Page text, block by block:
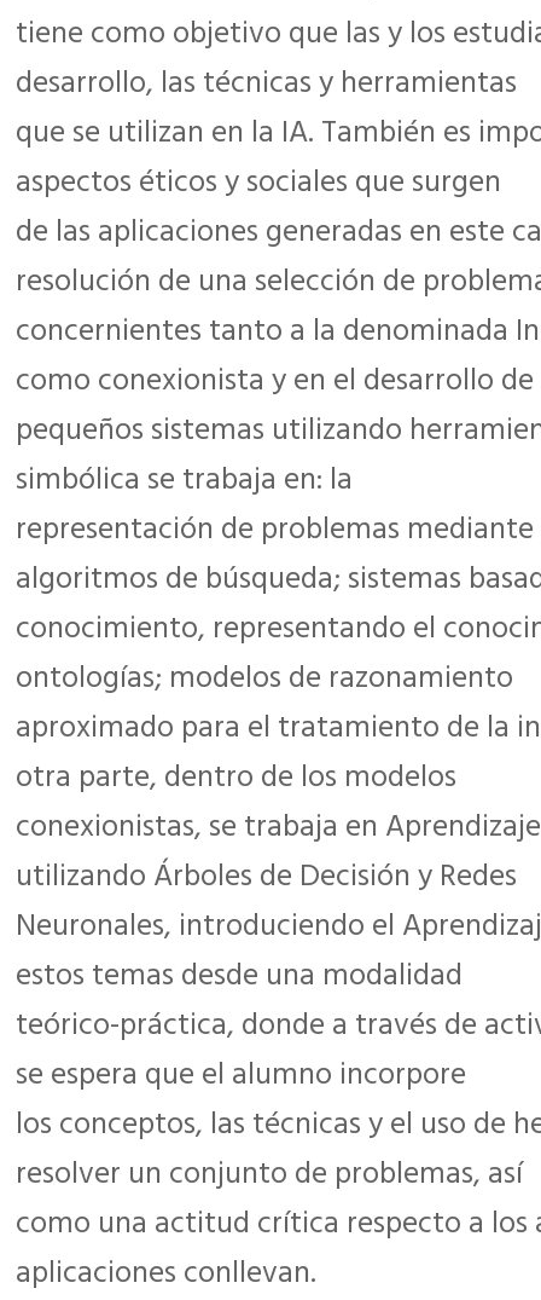
tiene como objetivo que las y los
desarrollo, las técnicas y herramientas
que se utilizan en la IA. También es
aspectos éticos y sociales que surgen
de las aplicaciones generadas en este
resolución de una selección de
concernientes tanto a la denominada
como conexionista y en el desarrollo de
pequeños sistemas utilizando
simbólica se trabaja en: la
representación de problemas
algoritmos de búsqueda; sistemas
conocimiento, representando el
ontologías; modelos de razonamiento
aproximado para el tratamiento de la
otra parte, dentro de los modelos
conexionistas, se trabaja en
utilizando Árboles de Decisión y Redes
Neuronales, introduciendo el
estos temas desde una modalidad
teórico-práctica, donde a través de
se espera que el alumno incorpore
los conceptos, las técnicas y el uso de
resolver un conjunto de problemas, así
como una actitud crítica respecto a los
aplicaciones conllevan.